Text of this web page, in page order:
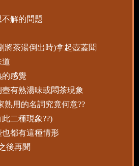
解的問題
將茶湯倒出時)拿起壺蓋聞
道
的感覺
有熟湯味或悶茶現象
熟用的名詞究竟何意??
二種現象??)
都有這種情形
後再聞